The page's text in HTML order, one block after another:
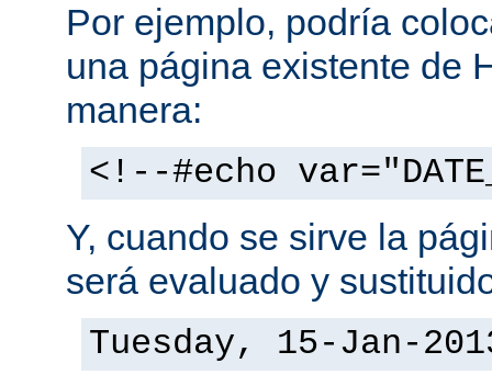
Por ejemplo, podría
una página existente de
manera:
<!--#echo
Y, cuando se sirve la
será evaluado y
Tuesday, 15-Jan-